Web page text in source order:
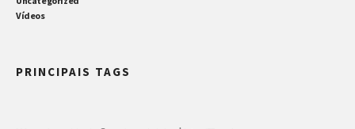
Vídeos
PRINCIPAIS TAGS